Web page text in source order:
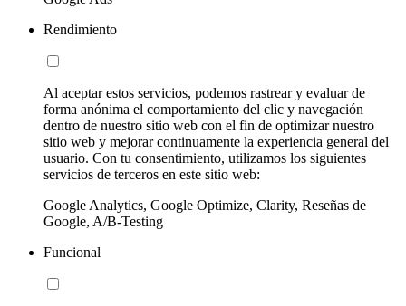
Rendimiento
Al aceptar estos servicios, podemos rastrear y evaluar de
forma anónima el comportamiento del clic y navegación
dentro de nuestro sitio web con el fin de optimizar nuestro
sitio web y mejorar continuamente la experiencia general del
usuario. Con tu consentimiento, utilizamos los siguientes
servicios de terceros en este sitio web:
Google Analytics, Google Optimize, Clarity, Reseñas de
Google, A/B-Testing
Funcional